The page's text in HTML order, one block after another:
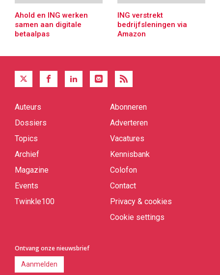
Ahold en ING werken
samen aan digitale
betaalpas
ING verstrekt
bedrijfsleningen via
Amazon
Quick
Auteurs
Dossiers
Topics
Archief
Magazine
Events
Twinkle100
Abonneren
Adverteren
Vacatures
Kennisbank
Colofon
Contact
Privacy & cookies
Cookie settings
Ontvang onze nieuwsbrief
Aanmelden